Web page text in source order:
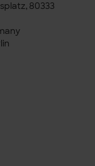
80333